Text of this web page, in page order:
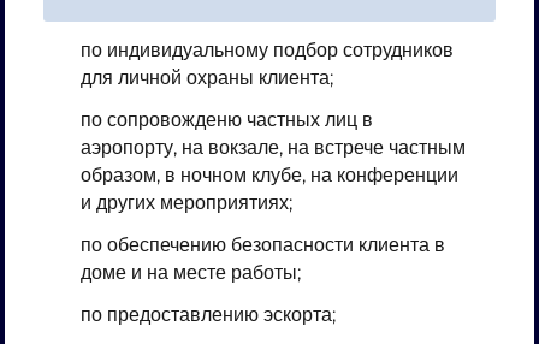
по индивидуальному подбор сотрудников
для личной охраны клиента;
по сопровожденю частных лиц в
аэропорту, на вокзале, на встрече частным
образом, в ночном клубе, на конференции
и других мероприятиях;
по обеспечению безопасности клиента в
доме и на месте работы;
по предоставлению эскорта;